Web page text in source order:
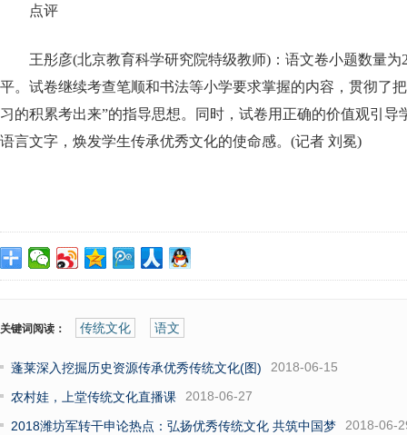
点评
王彤彦(北京教育科学研究院特级教师)：语文卷小题数量
平。试卷继续考查笔顺和书法等小学要求掌握的内容，贯彻了
习的积累考出来”的指导思想。同时，试卷用正确的价值观引导
语言文字，焕发学生传承优秀文化的使命感。(记者 刘冕)
关键词阅读： 传统文化 语文
蓬莱深入挖掘历史资源传承优秀传统文化(图) 2018-06-15
农村娃，上堂传统文化直播课 2018-06-27
2018潍坊军转干申论热点：弘扬优秀传统文化 共筑中国梦 2018-06-